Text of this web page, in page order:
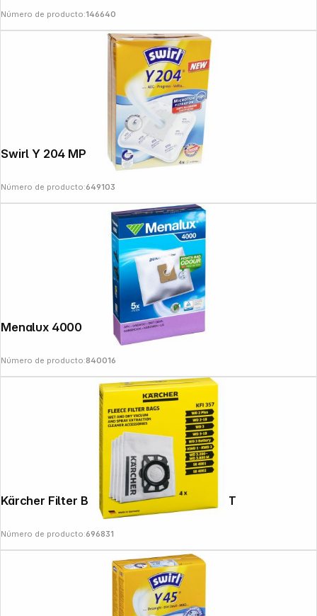
Número de producto:146640
Swirl Y 204 MP Plus AirSpace
Número de producto:649103
Menalux 4000
Número de producto:840016
Kärcher Filter Bags Vlies WD 2 Plus/3 4ST
Número de producto:696831